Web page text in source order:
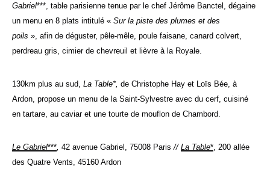
Gabriel***, table parisienne tenue par le chef Jérôme Banctel, dégaine
un menu en 8 plats intitulé « Sur la piste des plumes et des
poils », afin de déguster, pêle-mêle, poule faisane, canard colvert,
perdreau gris, cimier de chevreuil et lièvre à la Royale.
130km plus au sud, La Table*, de Christophe Hay et Loïs Bée, à
Ardon, propose un menu de la Saint-Sylvestre avec du cerf, cuisiné
en tartare, au caviar et une tourte de mouflon de Chambord.
Le Gabriel*** 42 avenue Gabriel, 75008 Paris // La Table* , 200 allée
des Quatre Vents, 45160 Ardon